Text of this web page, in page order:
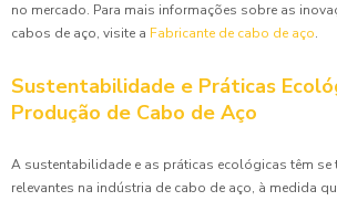
no mercado. Para mais informações sobre as
cabos de aço, visite a Fabricante de cabo de aço.
Sustentabilidade e Práticas
Produção de Cabo de Aço
A sustentabilidade e as práticas ecológicas têm se
relevantes na indústria de cabo de aço, à medida